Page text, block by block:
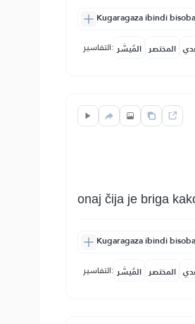
Kugaragaza ibindi
التفاسير: المُيسَّر المختصر
onaj čija je briga
Kugaragaza ibindi
التفاسير: المُيسَّر المختصر